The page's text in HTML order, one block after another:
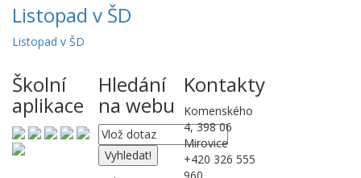
Listopad v ŠD
Listopad v ŠD
Školní
aplikace
Hledání
na webu
Kontakty
Komenského
4, 398 06
Mirovice
+420 326 555
960